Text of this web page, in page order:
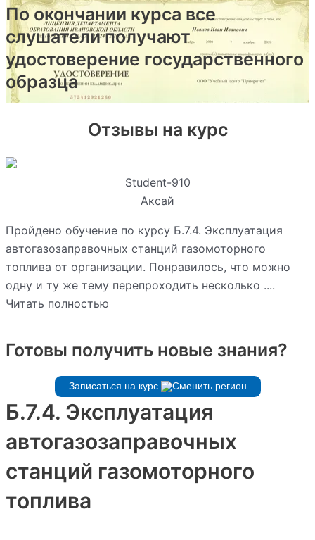
По окончании курса все
слушатели получают
удостоверение государственного
образца
Отзывы на курс
Student-910
Аксай
Пройдено обучение по курсу Б.7.4. Эксплуатация
автогазозаправочных станций газомоторного
топлива от организации. Понравилось, что можно
одну и ту же тему перепроходить несколько ....
Читать полностью
Готовы получить новые знания?
Записаться на курс
Б.7.4. Эксплуатация
автогазозаправочных
станций газомоторного
топлива